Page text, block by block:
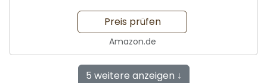
Preis prüfen
Amazon.de
5 weitere anzeigen ↓